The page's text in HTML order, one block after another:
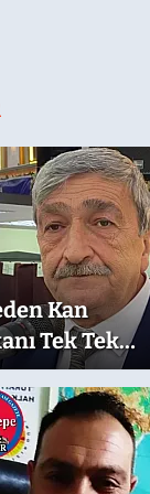
Kan
Tek Tek